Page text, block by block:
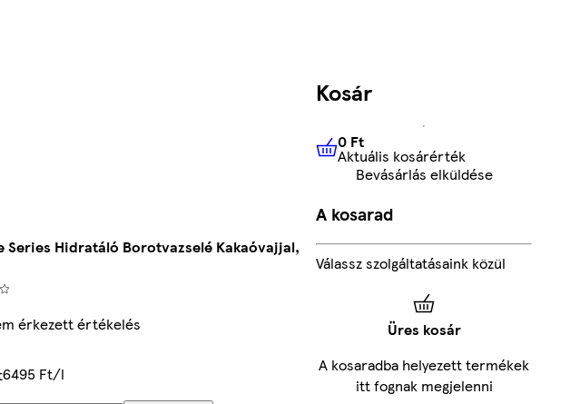
Series Hidratáló Borotvazselé Kakaóvajjal,
érkezett értékelés
6495 Ft/l
Kosár
0 FtAktuális kosárérték
0 Ft
Aktuális kosárérték
Bevásárlás elküldése
A kosarad
Válassz szolgáltatásaink közül
Üres kosár
A kosaradba helyezett termékek
itt fognak megjelenni